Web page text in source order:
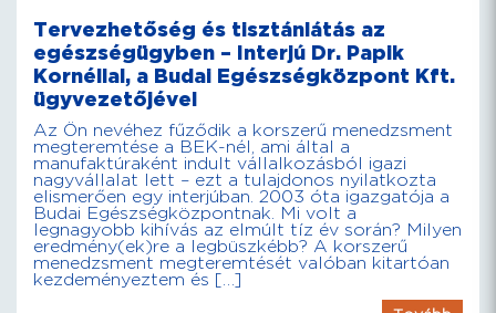
Tervezhetőség és tisztánlátás az
egészségügyben – Interjú Dr. Papik
Kornéllal, a Budai Egészségközpont Kft.
ügyvezetőjével
Az Ön nevéhez fűződik a korszerű menedzsment
megteremtése a BEK-nél, ami által a
manufaktúraként indult vállalkozásból igazi
nagyvállalat lett – ezt a tulajdonos nyilatkozta
elismerően egy interjúban. 2003 óta igazgatója a
Budai Egészségközpontnak. Mi volt a
legnagyobb kihívás az elmúlt tíz év során? Milyen
eredmény(ek)re a legbüszkébb? A korszerű
menedzsment megteremtését valóban kitartóan
kezdeményeztem és […]